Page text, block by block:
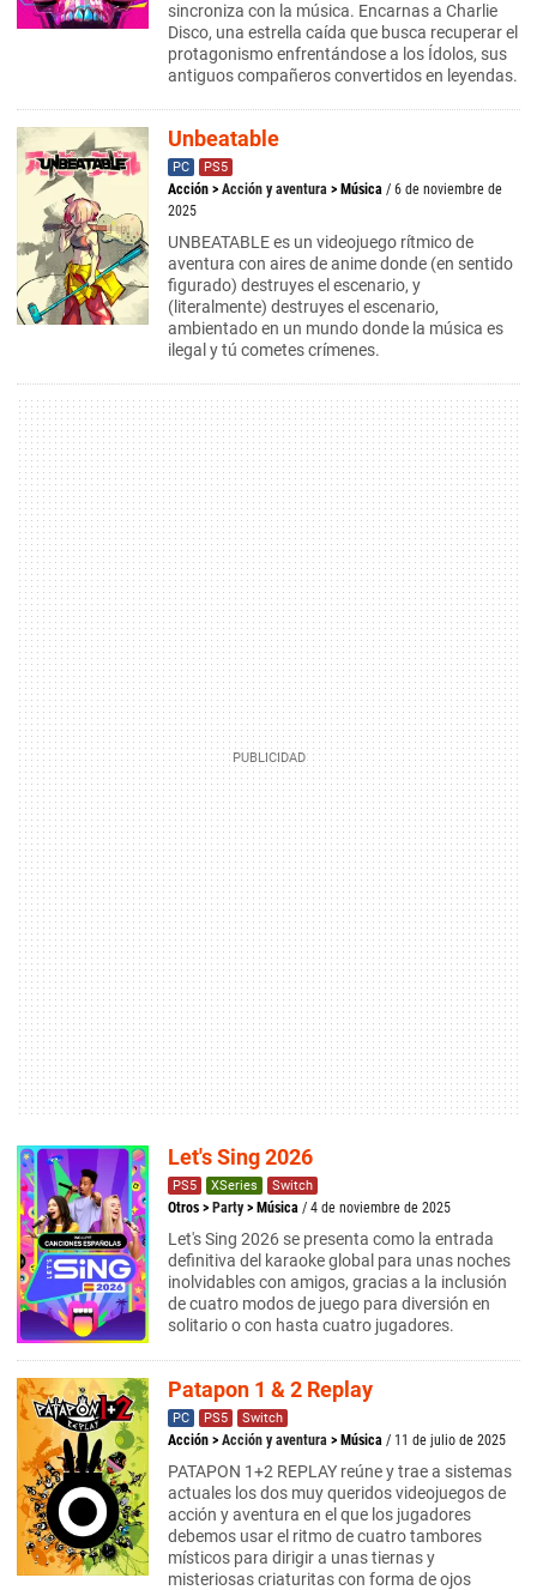
sincroniza con la música. Encarnas a Charlie
Disco, una estrella caída que busca recuperar el
protagonismo enfrentándose a los Ídolos, sus
antiguos compañeros convertidos en leyendas.
Unbeatable
PC PS5
Acción > Acción y aventura > Música / 6 de noviembre de
2025
UNBEATABLE es un videojuego rítmico de
aventura con aires de anime donde (en sentido
figurado) destruyes el escenario, y
(literalmente) destruyes el escenario,
ambientado en un mundo donde la música es
ilegal y tú cometes crímenes.
Let's Sing 2026
PS5 XSeries Switch
Otros > Party> Música / 4 de noviembre de 2025
Let's Sing 2026 se presenta como la entrada
definitiva del karaoke global para unas noches
inolvidables con amigos, gracias a la inclusión
de cuatro modos de juego para diversión en
solitario o con hasta cuatro jugadores.
Patapon 1 & 2 Replay
PC PS5 Switch
Acción > Acción y aventura > Música / 11 de julio de 2025
PATAPON 1+2 REPLAY reúne y trae a sistemas
actuales los dos muy queridos videojuegos de
acción y aventura en el que los jugadores
debemos usar el ritmo de cuatro tambores
místicos para dirigir a unas tiernas y
misteriosas criaturitas con forma de ojos